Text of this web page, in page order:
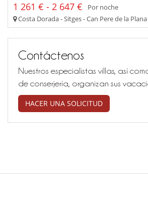
1 261 € - 2 647 €
Por noche
Costa Dorada - Sitges - Can Pere de la Plana
Contáctenos
Nuestros especialistas villas, así
de conserjería, organizan sus
HACER UNA SOLICITUD